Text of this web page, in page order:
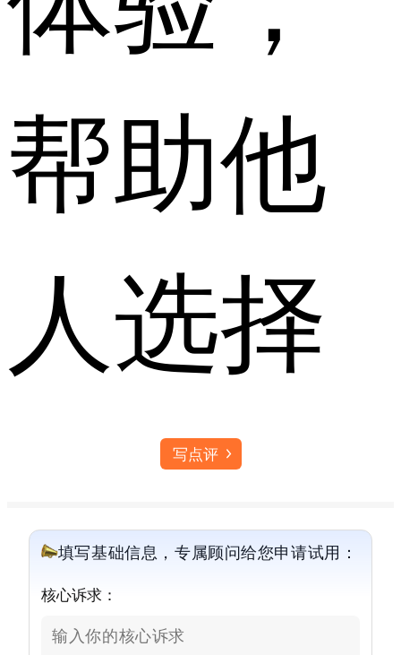
帮助他
人选择
写点评
填写基础信息，专属顾问给您申请试用：
核心诉求：